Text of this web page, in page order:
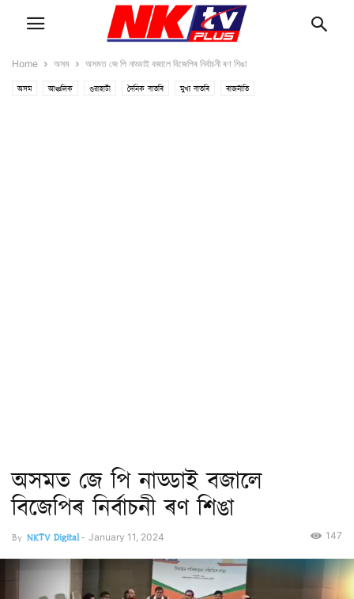
Home অসম অসমত জে পি নাড্ডাই বজালে বিজেপিৰ নিৰ্বাচনী ৰণ শিঙা
অসম আঞ্চলিক গুৱাহাটী দৈনিক বাতৰি মুখ্য বাতৰি ৰাজনীতি
অসমত জে পি নাড্ডাই বজালে
বিজেপিৰ নিৰ্বাচনী ৰণ শিঙা
By NKTV Digital- January 11, 2024 147